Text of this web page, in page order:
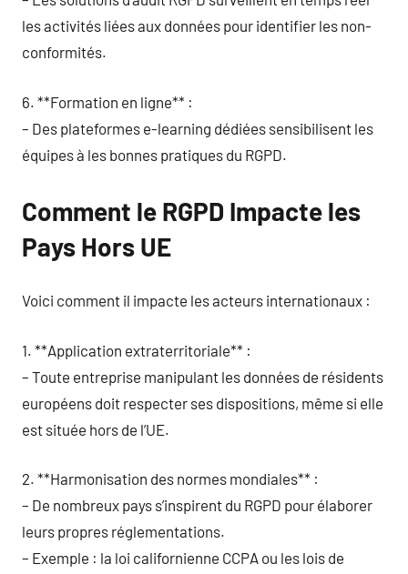
les activités liées aux données pour identifier les non-
conformités.
6. **Formation en ligne** :
– Des plateformes e-learning dédiées sensibilisent les
équipes à les bonnes pratiques du RGPD.
Comment le RGPD Impacte les
Pays Hors UE
Voici comment il impacte les acteurs internationaux :
1. **Application extraterritoriale** :
– Toute entreprise manipulant les données de résidents
européens doit respecter ses dispositions, même si elle
est située hors de l’UE.
2. **Harmonisation des normes mondiales** :
– De nombreux pays s’inspirent du RGPD pour élaborer
leurs propres réglementations.
– Exemple : la loi californienne CCPA ou les lois de